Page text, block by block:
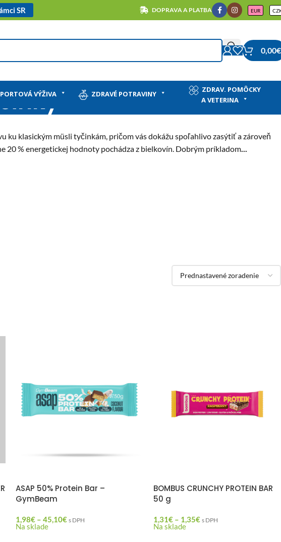
SR DOPRAVA A PLATBA EUR
0,00€
VÝŽIVA ZDRAVÉ POTRAVINY
ZDRAV. POMÔCKY
A VETERINA
klasickým müsli tyčinkám, pričom vás dokážu spoľahlivo zasýtiť a zároveň
20 % energetickej hodnoty pochádza z bielkovín. Dobrým príkladom...
ASAP 50% Protein Bar –
GymBeam
1,98€ – 45,10€ s DPH
Na sklade
BOMBUS CRUNCHY PROTEIN BAR
50 g
1,31€ – 1,35€ s DPH
Na sklade